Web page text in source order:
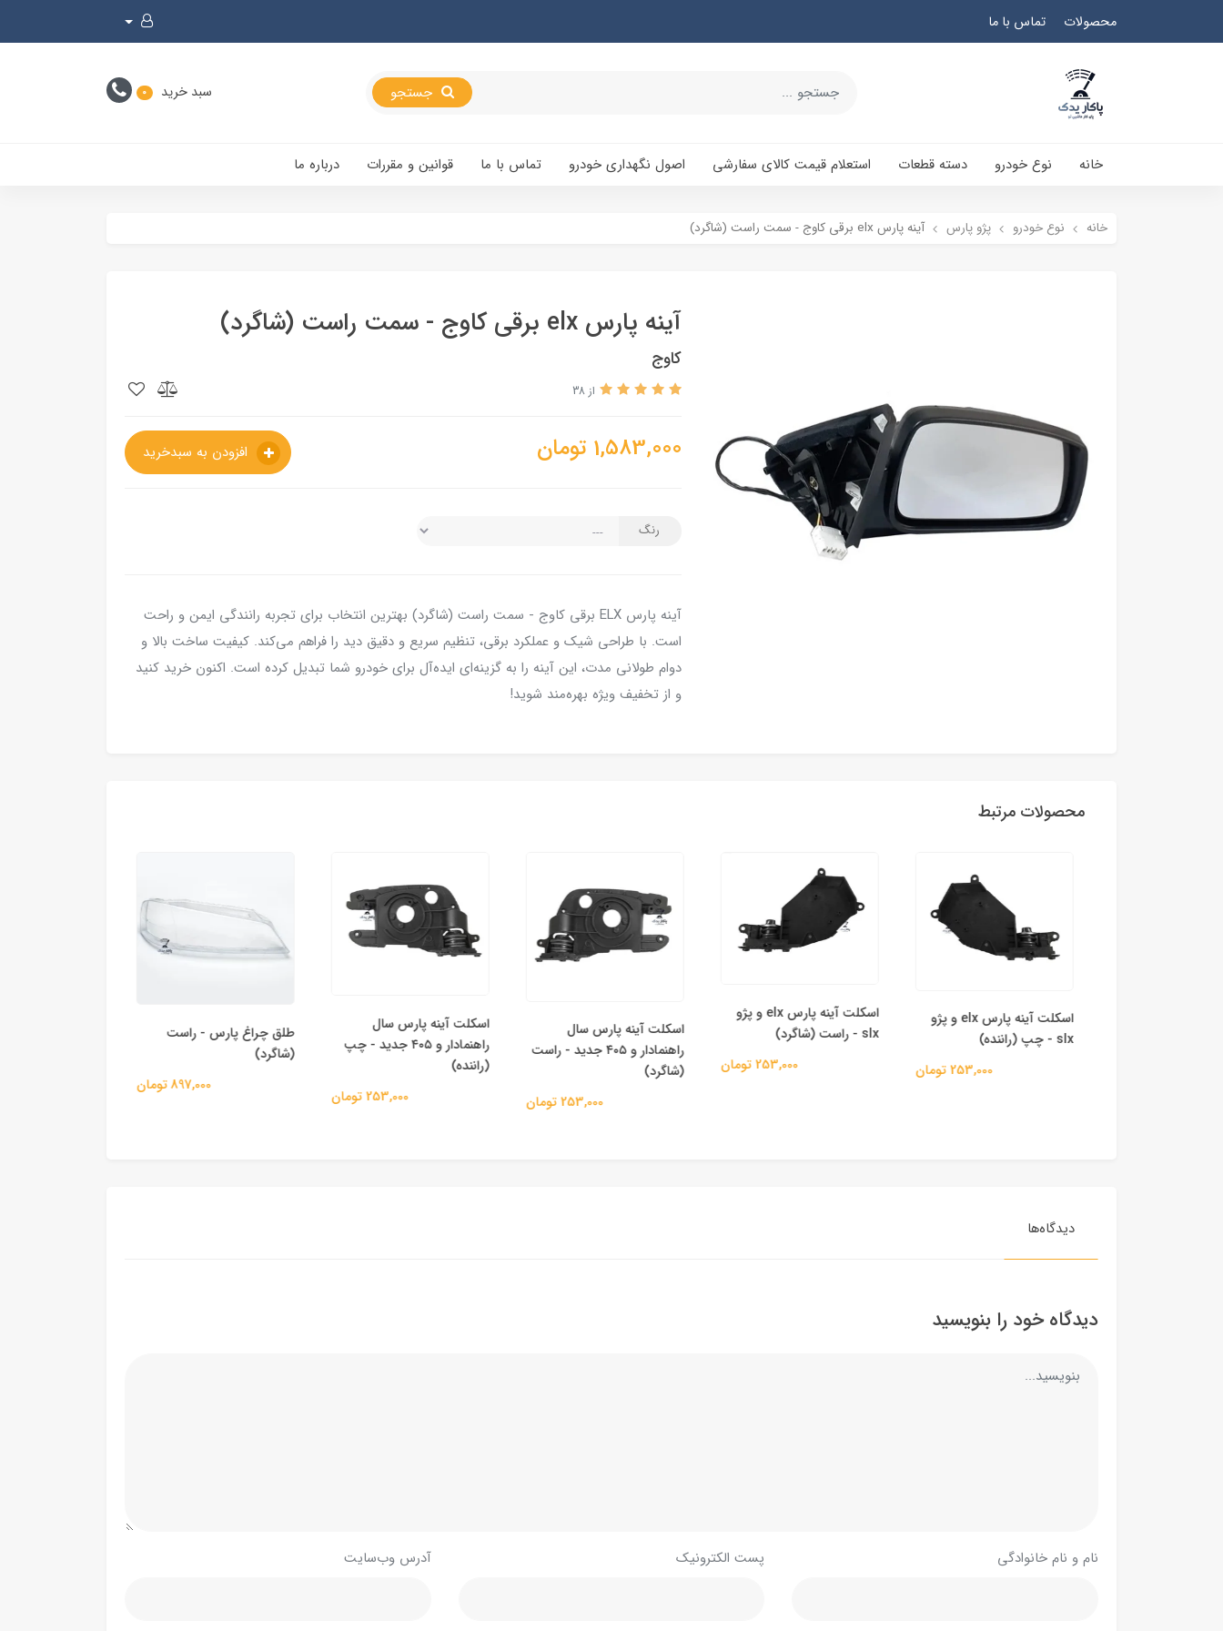
محصولات تماس با ما
سبد خرید 0
خانه نوع خودرو دسته قطعات استعلام قیمت کالای سفارشی اصول نگهداری خودرو تماس با ما قوانین و مقررات درباره ما
خانه نوع خودرو پژو پارس آینه پارس elx برقی کاوج - سمت راست (شاگرد)
آینه پارس elx برقی کاوج - سمت راست (شاگرد)
کاوج
از 38
1,583,000 تومان
رنگ
آینه پارس ELX برقی کاوج - سمت راست (شاگرد) بهترین انتخاب برای تجربه رانندگی ایمن و راحت
است. با طراحی شیک و عملکرد برقی، تنظیم سریع و دقیق دید را فراهم می‌کند. کیفیت ساخت بالا و
دوام طولانی مدت، این آینه را به گزینه‌ای ایده‌آل برای خودرو شما تبدیل کرده است. اکنون خرید کنید
و از تخفیف ویژه بهره‌مند شوید!
محصولات مرتبط
اسکلت آینه پارس elx و پژو
slx - چپ (راننده)
253,000 تومان
اسکلت آینه پارس elx و پژو
slx - راست (شاگرد)
253,000 تومان
اسکلت آینه پارس سال
راهنمادار و ۴۰۵ جدید - راست
(شاگرد)
253,000 تومان
اسکلت آینه پارس سال
راهنمادار و ۴۰۵ جدید - چپ
(راننده)
253,000 تومان
طلق چراغ پارس - راست
(شاگرد)
897,000 تومان
دیدگاه‌ها
دیدگاه خود را بنویسید
نام و نام خانوادگی پست الکترونیک آدرس وب‌سایت